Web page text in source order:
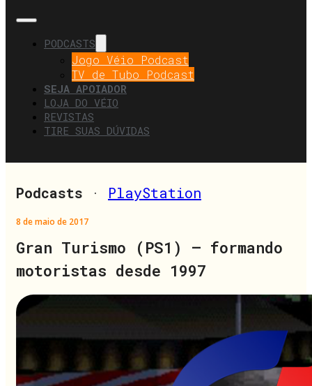
PODCASTS
Jogo Véio Podcast
TV de Tubo Podcast
SEJA APOIADOR
LOJA DO VÉIO
REVISTAS
TIRE SUAS DÚVIDAS
Podcasts · PlayStation
8 de maio de 2017
Gran Turismo (PS1) – formando
motoristas desde 1997